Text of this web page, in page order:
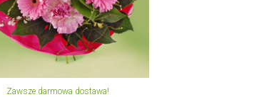
Zawsze darmowa dostawa!